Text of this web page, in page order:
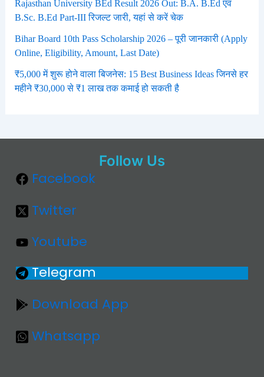
Rajasthan University BEd Result 2026 Out: B.A. B.Ed एवं
B.Sc. B.Ed Part-III रिजल्ट जारी, यहां से करें चेक
Bihar Board 10th Pass Scholarship 2026 – पूरी जानकारी (Apply
Online, Eligibility, Amount, Last Date)
₹5,000 में शुरू होने वाला बिजनेस: 15 Best Business Ideas जिनसे हर
महीने ₹30,000 से ₹1 लाख तक कमाई हो सकती है
Follow Us
Facebook
Twitter
Youtube
Telegram
Download App
Whatsapp